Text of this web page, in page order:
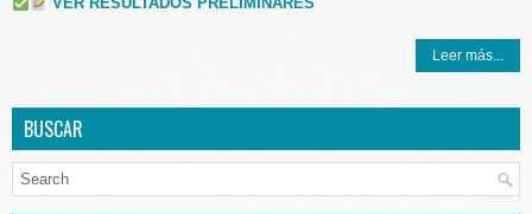
Leer más...
BUSCAR